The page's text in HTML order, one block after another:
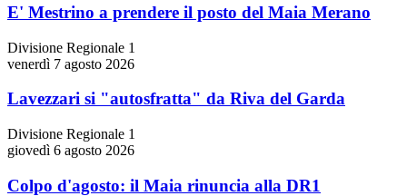
E' Mestrino a prendere il posto del Maia Merano
Divisione Regionale 1
venerdì 7 agosto 2026
Lavezzari si "autosfratta" da Riva del Garda
Divisione Regionale 1
giovedì 6 agosto 2026
Colpo d'agosto: il Maia rinuncia alla DR1